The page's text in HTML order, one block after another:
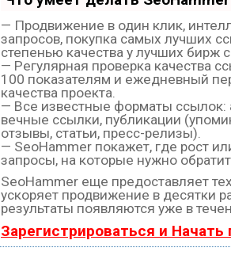
— Продвижение в один клик,
запросов, покупка самых лучших
степенью качества у лучших бирж
— Регулярная проверка качества
100 показателям и ежедневный
качества проекта.
— Все известные форматы ссылок:
вечные ссылки, публикации
отзывы, статьи, пресс-релизы).
— SeoHammer покажет, где рост
запросы, на которые нужно
SeoHammer еще предоставляет
ускоряет продвижение в десятки
результаты появляются уже в
Зарегистрироваться и